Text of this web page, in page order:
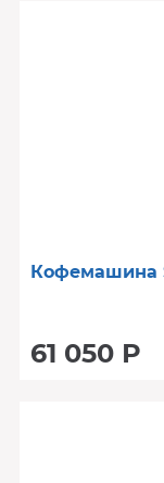
Кофемашина
61 050 Р